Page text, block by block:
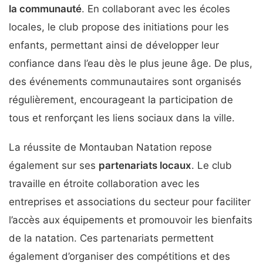
la communauté. En collaborant avec les écoles
locales, le club propose des initiations pour les
enfants, permettant ainsi de développer leur
confiance dans l’eau dès le plus jeune âge. De plus,
des événements communautaires sont organisés
régulièrement, encourageant la participation de
tous et renforçant les liens sociaux dans la ville.
La réussite de Montauban Natation repose
également sur ses partenariats locaux. Le club
travaille en étroite collaboration avec les
entreprises et associations du secteur pour faciliter
l’accès aux équipements et promouvoir les bienfaits
de la natation. Ces partenariats permettent
également d’organiser des compétitions et des